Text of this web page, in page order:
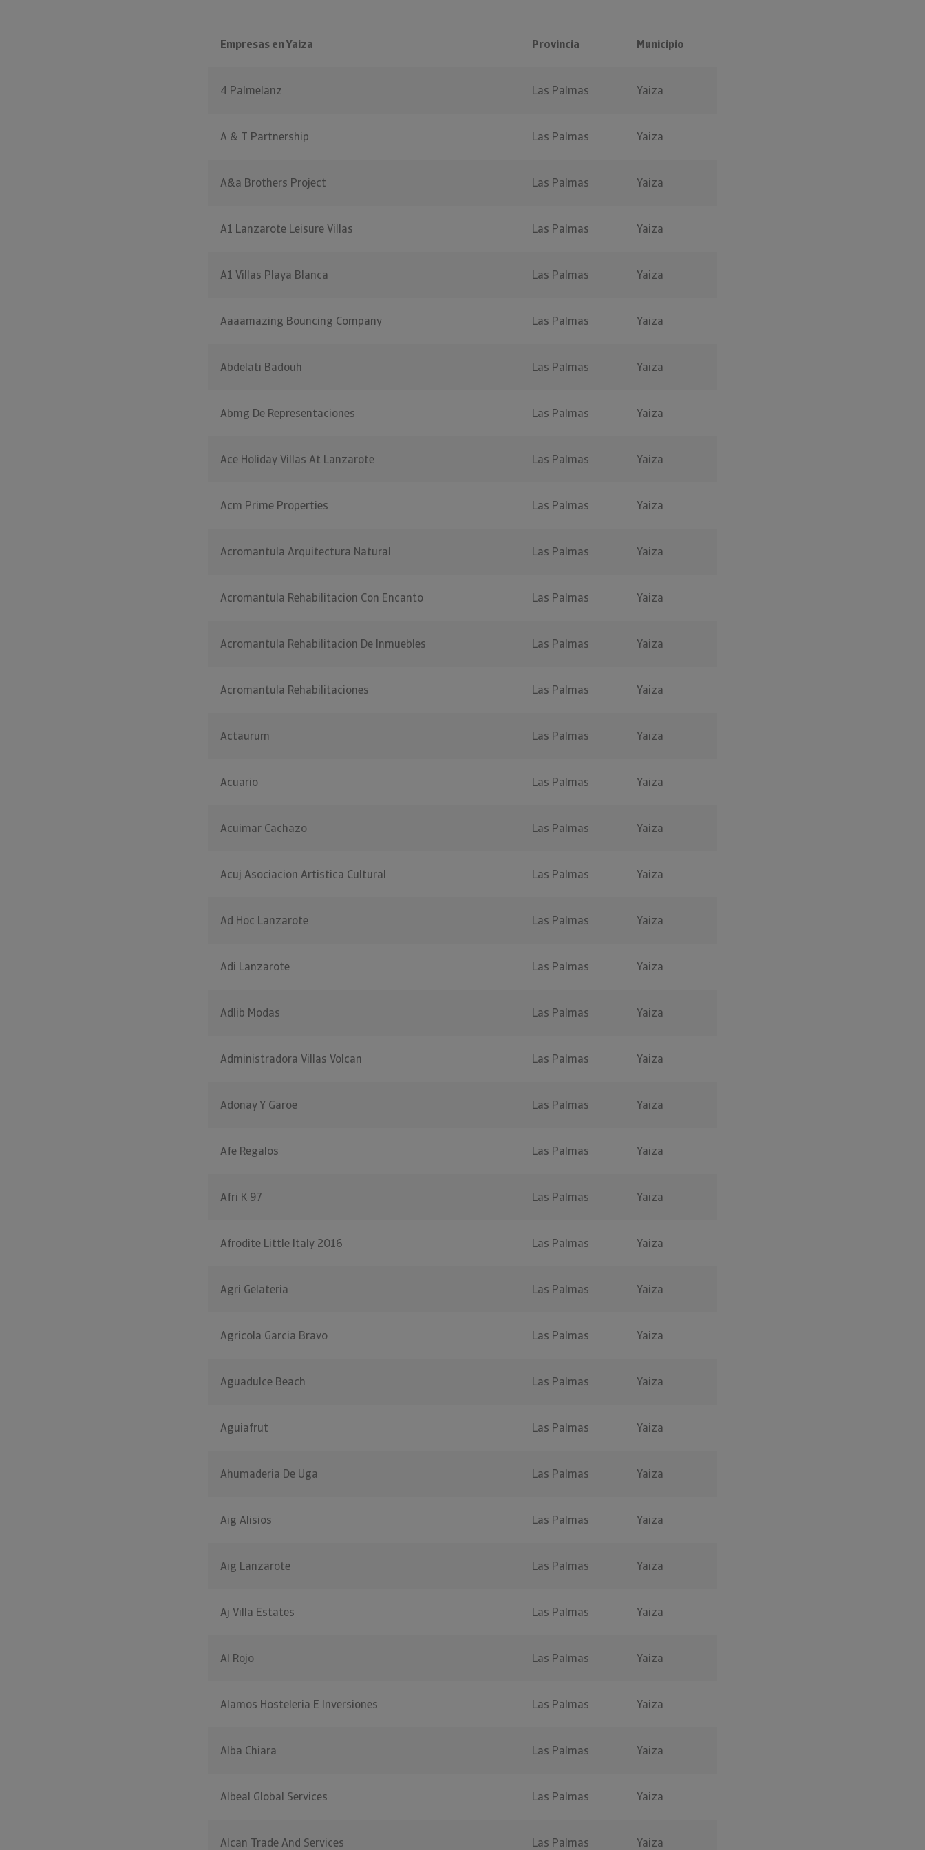
Empresas en Yaiza Provincia Municipio
4 Palmelanz Las Palmas Yaiza
A & T Partnership Las Palmas Yaiza
A&a Brothers Project Las Palmas Yaiza
A1 Lanzarote Leisure Villas Las Palmas Yaiza
A1 Villas Playa Blanca Las Palmas Yaiza
Aaaamazing Bouncing Company Las Palmas Yaiza
Abdelati Badouh Las Palmas Yaiza
Abmg De Representaciones Las Palmas Yaiza
Ace Holiday Villas At Lanzarote Las Palmas Yaiza
Acm Prime Properties Las Palmas Yaiza
Acromantula Arquitectura Natural Las Palmas Yaiza
Acromantula Rehabilitacion Con Encanto Las Palmas Yaiza
Acromantula Rehabilitacion De Inmuebles Las Palmas Yaiza
Acromantula Rehabilitaciones Las Palmas Yaiza
Actaurum Las Palmas Yaiza
Acuario Las Palmas Yaiza
Acuimar Cachazo Las Palmas Yaiza
Acuj Asociacion Artistica Cultural Las Palmas Yaiza
Ad Hoc Lanzarote Las Palmas Yaiza
Adi Lanzarote Las Palmas Yaiza
Adlib Modas Las Palmas Yaiza
Administradora Villas Volcan Las Palmas Yaiza
Adonay Y Garoe Las Palmas Yaiza
Afe Regalos Las Palmas Yaiza
Afri K 97 Las Palmas Yaiza
Afrodite Little Italy 2016 Las Palmas Yaiza
Agri Gelateria Las Palmas Yaiza
Agricola Garcia Bravo Las Palmas Yaiza
Aguadulce Beach Las Palmas Yaiza
Aguiafrut Las Palmas Yaiza
Ahumaderia De Uga Las Palmas Yaiza
Aig Alisios Las Palmas Yaiza
Aig Lanzarote Las Palmas Yaiza
Aj Villa Estates Las Palmas Yaiza
Al Rojo Las Palmas Yaiza
Alamos Hosteleria E Inversiones Las Palmas Yaiza
Alba Chiara Las Palmas Yaiza
Albeal Global Services Las Palmas Yaiza
Alcan Trade And Services Las Palmas Yaiza